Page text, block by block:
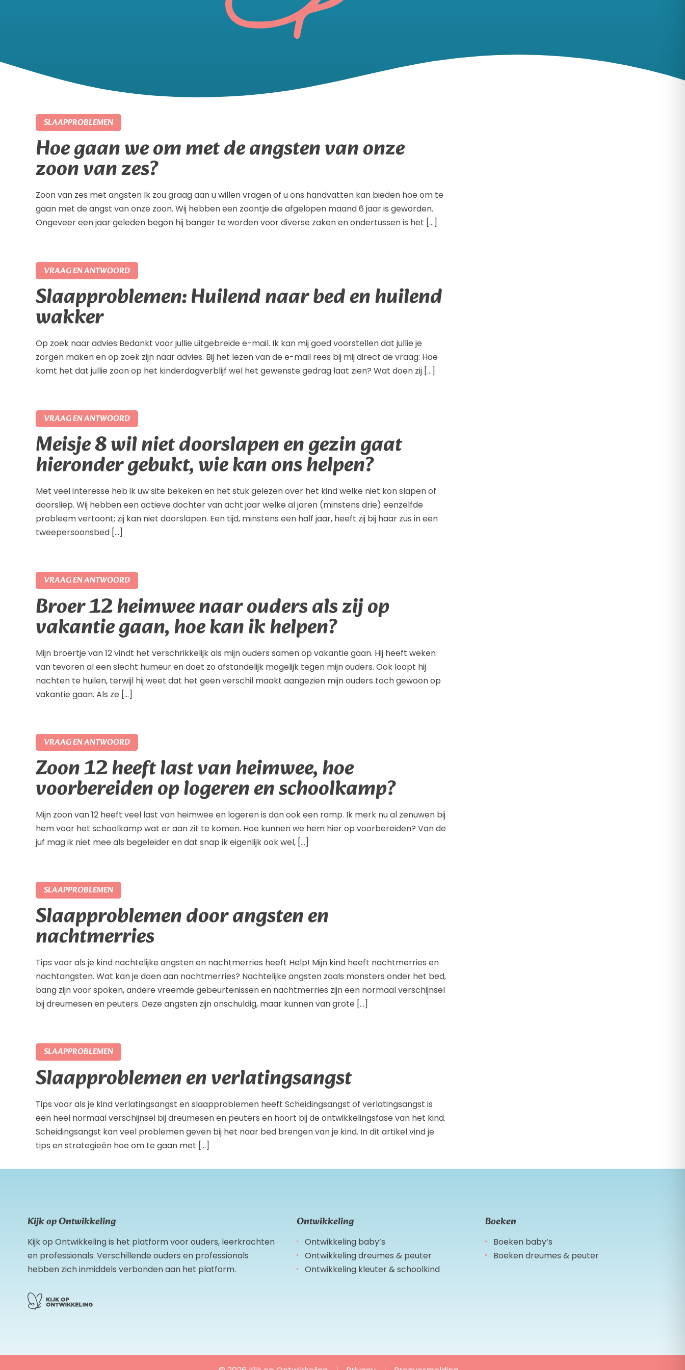
SLAAPPROBLEMEN
Hoe gaan we om met de angsten van onze
zoon van zes?
Zoon van zes met angsten Ik zou graag aan u willen vragen of u ons handvatten kan bieden hoe om te
gaan met de angst van onze zoon. Wij hebben een zoontje die afgelopen maand 6 jaar is geworden.
Ongeveer een jaar geleden begon hij banger te worden voor diverse zaken en ondertussen is het […]
VRAAG EN ANTWOORD
Slaapproblemen: Huilend naar bed en huilend
wakker
Op zoek naar advies Bedankt voor jullie uitgebreide e-mail. Ik kan mij goed voorstellen dat jullie je
zorgen maken en op zoek zijn naar advies. Bij het lezen van de e-mail rees bij mij direct de vraag: Hoe
komt het dat jullie zoon op het kinderdagverblijf wel het gewenste gedrag laat zien? Wat doen zij […]
VRAAG EN ANTWOORD
Meisje 8 wil niet doorslapen en gezin gaat
hieronder gebukt, wie kan ons helpen?
Met veel interesse heb ik uw site bekeken en het stuk gelezen over het kind welke niet kon slapen of
doorsliep. Wij hebben een actieve dochter van acht jaar welke al jaren (minstens drie) eenzelfde
probleem vertoont; zij kan niet doorslapen. Een tijd, minstens een half jaar, heeft zij bij haar zus in een
tweepersoonsbed […]
VRAAG EN ANTWOORD
Broer 12 heimwee naar ouders als zij op
vakantie gaan, hoe kan ik helpen?
Mijn broertje van 12 vindt het verschrikkelijk als mijn ouders samen op vakantie gaan. Hij heeft weken
van tevoren al een slecht humeur en doet zo afstandelijk mogelijk tegen mijn ouders. Ook loopt hij
nachten te huilen, terwijl hij weet dat het geen verschil maakt aangezien mijn ouders toch gewoon op
vakantie gaan. Als ze […]
VRAAG EN ANTWOORD
Zoon 12 heeft last van heimwee, hoe
voorbereiden op logeren en schoolkamp?
Mijn zoon van 12 heeft veel last van heimwee en logeren is dan ook een ramp. Ik merk nu al zenuwen bij
hem voor het schoolkamp wat er aan zit te komen. Hoe kunnen we hem hier op voorbereiden? Van de
juf mag ik niet mee als begeleider en dat snap ik eigenlijk ook wel, […]
SLAAPPROBLEMEN
Slaapproblemen door angsten en
nachtmerries
Tips voor als je kind nachtelijke angsten en nachtmerries heeft Help! Mijn kind heeft nachtmerries en
nachtangsten. Wat kan je doen aan nachtmerries? Nachtelijke angsten zoals monsters onder het bed,
bang zijn voor spoken, andere vreemde gebeurtenissen en nachtmerries zijn een normaal verschijnsel
bij dreumesen en peuters. Deze angsten zijn onschuldig, maar kunnen van grote […]
SLAAPPROBLEMEN
Slaapproblemen en verlatingsangst
Tips voor als je kind verlatingsangst en slaapproblemen heeft Scheidingsangst of verlatingsangst is
een heel normaal verschijnsel bij dreumesen en peuters en hoort bij de ontwikkelingsfase van het kind.
Scheidingsangst kan veel problemen geven bij het naar bed brengen van je kind. In dit artikel vind je
tips en strategieën hoe om te gaan met […]
Kijk op Ontwikkeling
Kijk op Ontwikkeling is het platform voor ouders, leerkrachten
en professionals. Verschillende ouders en professionals
hebben zich inmiddels verbonden aan het platform.
Ontwikkeling
Ontwikkeling baby’s
Ontwikkeling dreumes & peuter
Ontwikkeling kleuter & schoolkind
Boeken
Boeken baby’s
Boeken dreumes & peuter